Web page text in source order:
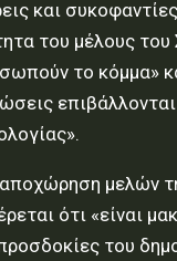
και
του μέλους
το κόμμα»
μελών
ότι «είναι
του